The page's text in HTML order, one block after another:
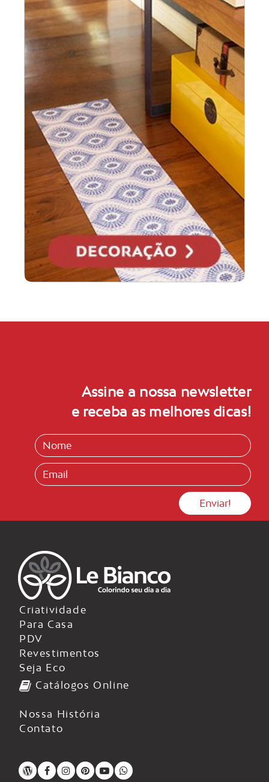
Assine a nossa newsletter
e receba as melhores dicas!
Criatividade
Para Casa
PDV
Revestimentos
Seja Eco
Catálogos Online
Nossa História
Contato